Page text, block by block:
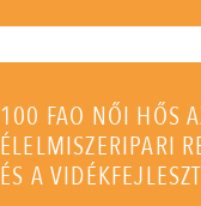
100 FAO NŐI HŐS
ÉLELMISZERIPARI
ÉS A